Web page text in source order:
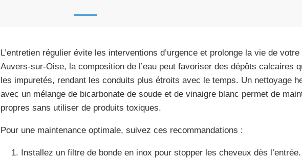
L’entretien régulier évite les interventions d’urgence et prolonge la vie de
Auvers-sur-Oise, la composition de l’eau peut favoriser des dépôts calcaires
les impuretés, rendant les conduits plus étroits avec le temps. Un nettoyage
avec un mélange de bicarbonate de soude et de vinaigre blanc permet de
propres sans utiliser de produits toxiques.
Pour une maintenance optimale, suivez ces recommandations :
Installez un filtre de bonde en inox pour stopper les cheveux dès l’entrée.